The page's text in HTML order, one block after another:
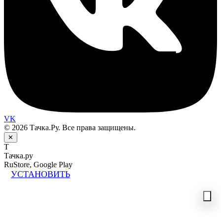
VK
© 2026 Тачка.Ру. Все права защищены.
✕
Т
Тачка.ру
RuStore, Google Play
УСТАНОВИТЬ